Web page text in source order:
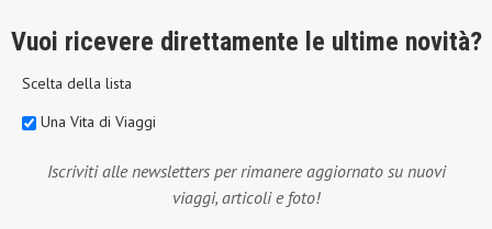
Vuoi ricevere direttamente le ultime novità?
Scelta della lista
Una Vita di Viaggi
Iscriviti alle newsletters per rimanere aggiornato su nuovi
viaggi, articoli e foto!